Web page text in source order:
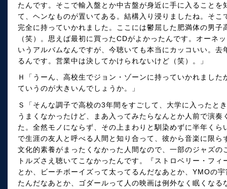
たんです。そこで輸入盤とか中古盤が身近に手に入ること
て、ヘンなものが置いてある。結構入り浸りましたね。そ
完全に持っていかれました。ここには鬱屈した肥満体の男
（笑）。思えば最初に買ったCDがよかったんです。オーネ
いうアルバムなんですが、今聴いても本当にカッコいい。
るんです。営業中は決してかけられないけど（笑）。」
Ｈ「うーん、高校生でジョン・ゾーンに持っていかれまし
ていうのが大きいんでしょうか。」
Ｓ「そんな調子で高校の3年間をすごして、大学に入ったと
うまくなかったけど、まあ入ってみたらなんとか人前で演
た。全然モノにならず、その上まわりと馴染めずに半年く
で生涯の友人と呼べる人間と知り合って、彼から音楽に限
文化的素養がまったくなかった人間なので、一部のジャズ
トルズさえ聴いてこなかったんです。『ストロベリー・フ
とか、ビーチボーイズって太ってるんだなあとか、YMOの
たんだなあとか、ゴダールって人の映画は例外なく眠くな